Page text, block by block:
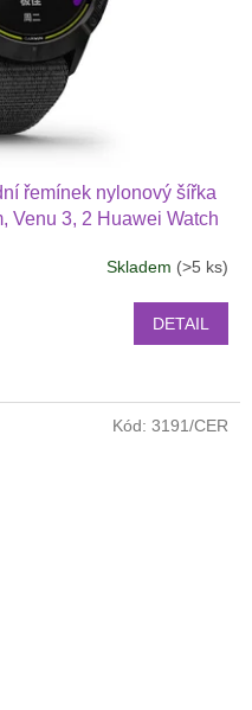
řemínek nylonový šířka
Venu 3, 2 Huawei Watch
Skladem (>5 ks)
DETAIL
Kód: 3191/CER